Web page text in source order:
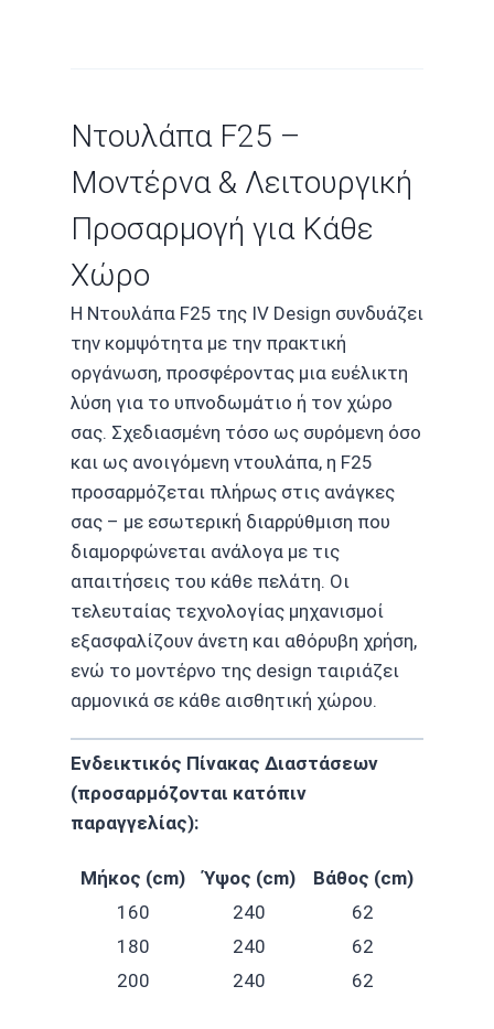
Ντουλάπα F25 –
Μοντέρνα & Λειτουργική
Προσαρμογή για Κάθε
Χώρο
Η Ντουλάπα F25 της IV Design συνδυάζει
την κομψότητα με την πρακτική
οργάνωση, προσφέροντας μια ευέλικτη
λύση για το υπνοδωμάτιο ή τον χώρο
σας. Σχεδιασμένη τόσο ως συρόμενη όσο
και ως ανοιγόμενη ντουλάπα, η F25
προσαρμόζεται πλήρως στις ανάγκες
σας – με εσωτερική διαρρύθμιση που
διαμορφώνεται ανάλογα με τις
απαιτήσεις του κάθε πελάτη. Οι
τελευταίας τεχνολογίας μηχανισμοί
εξασφαλίζουν άνετη και αθόρυβη χρήση,
ενώ το μοντέρνο της design ταιριάζει
αρμονικά σε κάθε αισθητική χώρου.
Ενδεικτικός Πίνακας Διαστάσεων
(προσαρμόζονται κατόπιν
παραγγελίας):
Μήκος (cm) Ύψος (cm)
Βάθος (cm)
160
240
62
180
240
62
200
240 62